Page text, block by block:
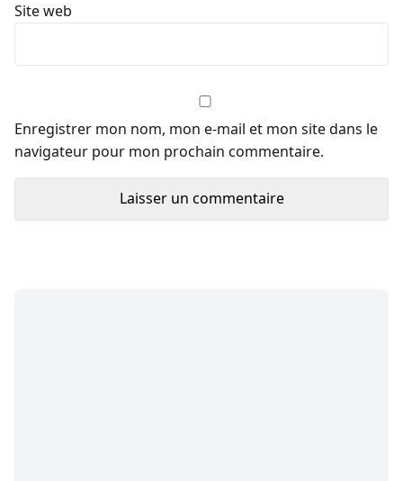
Site web
Enregistrer mon nom, mon e-mail et mon site dans le
navigateur pour mon prochain commentaire.